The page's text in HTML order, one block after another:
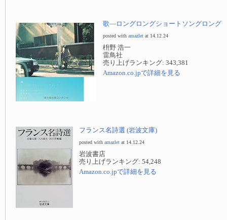
歌—ロングロングショートソングロング
posted with amazlet at 14.12.24
枡野 浩一
雷鳥社
売り上げランキング: 343,381
Amazon.co.jpで詳細を見る
フランス名詩選 (岩波文庫)
posted with amazlet at 14.12.24
岩波書店
売り上げランキング: 54,248
Amazon.co.jpで詳細を見る